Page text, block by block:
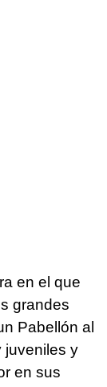
en el que
grandes
Pabellón al
juveniles y
en sus